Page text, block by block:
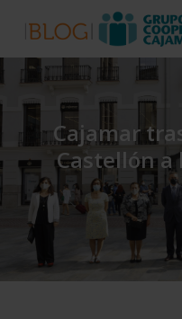
main
content
Cajamar
Castellón a